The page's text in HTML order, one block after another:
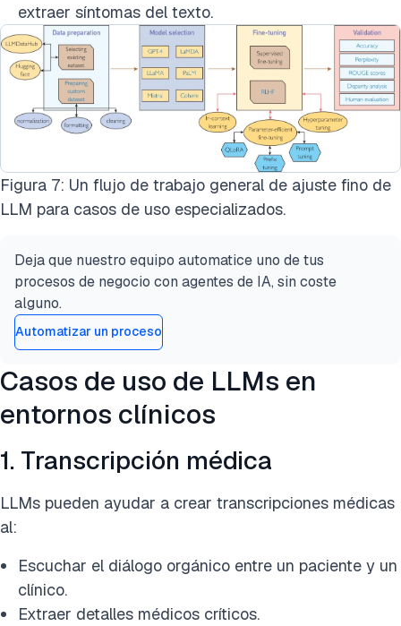
extraer síntomas del texto.
Figura 7: Un flujo de trabajo general de ajuste fino de
LLM para casos de uso especializados.
Deja que nuestro equipo automatice uno de tus
procesos de negocio con agentes de IA, sin coste
alguno.
Automatizar un proceso
Casos de uso de LLMs en
entornos clínicos
1. Transcripción médica
LLMs pueden ayudar a crear transcripciones médicas
al:
Escuchar el diálogo orgánico entre un paciente y un
clínico.
Extraer detalles médicos críticos.